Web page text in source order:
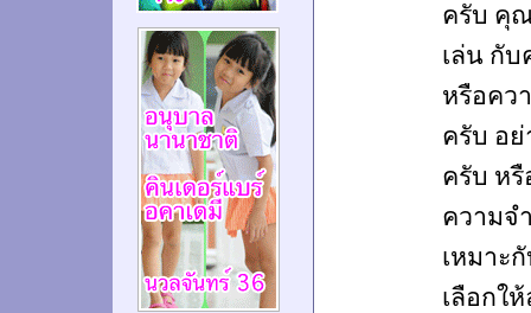
ครับ คุ
เล่น กั
หรือคว
ครับ อย่
ครับ หรื
ความจ
เหมาะ
เลือกใ